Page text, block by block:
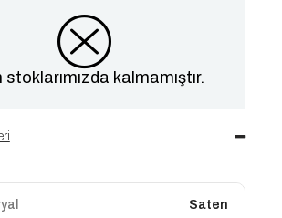
stoklarımızda kalmamıştır.
Saten